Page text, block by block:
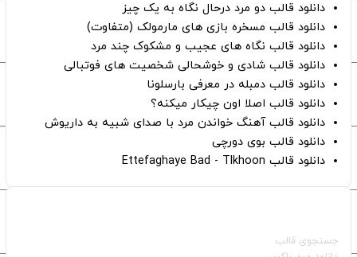
دانلود قالب دو مرد درحال نگاه به یک چیز
دانلود قالب مسخره بازی های مارمولک (متفاوت)
دانلود قالب نگاه های عجیب و مشکوک چند مرد
دانلود قالب شادی و خوشحالی شخصیت های فوتبالی
دانلود قالب دمبله در معرفی بارسلونا
دانلود قالب اصلا اون چیکار میکنه؟
دانلود قالب آهنگ خواندن مرد با صدای شبیه به داریوش
دانلود قالب بوی دورچی
دانلود قالب Ettefaghaye Bad - Tlkhoon
جستجوی قالب